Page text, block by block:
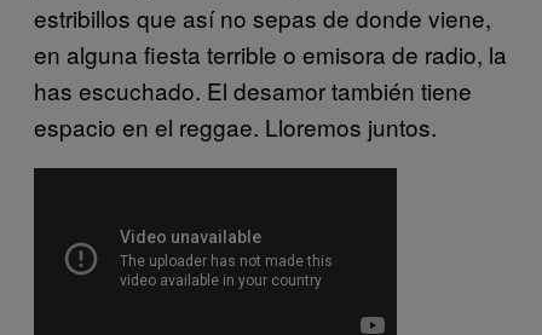
estribillos que así no sepas de donde viene,
en alguna fiesta terrible o emisora de radio, la
has escuchado. El desamor también tiene
espacio en el reggae. Lloremos juntos.